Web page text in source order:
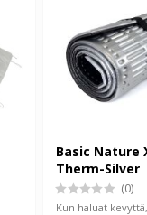
Basic Nature
Therm-Silver
Makuualusta
(0)
Kun haluat